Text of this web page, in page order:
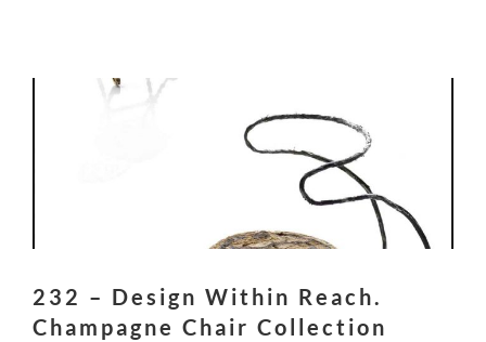
232 – Design Within Reach.
Champagne Chair Collection